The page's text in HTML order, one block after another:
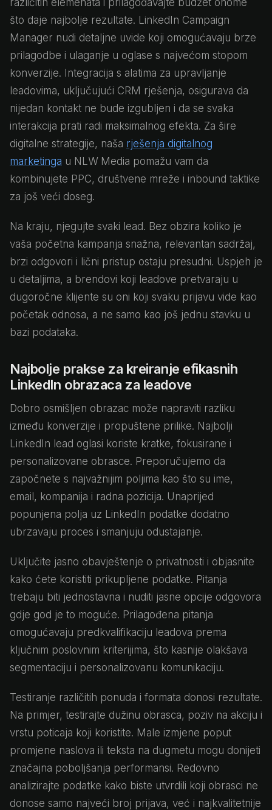
različitih elemenata i prilagođavajte budžet onome
što daje najbolje rezultate. LinkedIn Campaign
Manager nudi detaljne uvide koji omogućavaju brze
prilagodbe i ulaganje u oglase s najvećom stopom
konverzije. Integracija s alatima za upravljanje
leadovima, uključujući CRM rješenja, osigurava da
nijedan kontakt ne bude izgubljen i da se svaka
interakcija prati radi maksimalnog efekta. Za šire
digitalne strategije, naša rješenja digitalnog
marketinga u NLW Media pomažu vam da
kombinujete PPC, društvene mreže i inbound taktike
za još veći doseg.
Na kraju, njegujte svaki lead. Bez obzira koliko je
vaša početna kampanja snažna, relevantan sadržaj,
brzi odgovori i lični pristup ostaju presudni. Uspjeh je
u detaljima, a brendovi koji leadove pretvaraju u
dugoročne klijente su oni koji svaku prijavu vide kao
početak odnosa, a ne samo kao još jednu stavku u
bazi podataka.
Najbolje prakse za kreiranje efikasnih
LinkedIn obrazaca za leadove
Dobro osmišljen obrazac može napraviti razliku
između konverzije i propuštene prilike. Najbolji
LinkedIn lead oglasi koriste kratke, fokusirane i
personalizovane obrasce. Preporučujemo da
započnete s najvažnijim poljima kao što su ime,
email, kompanija i radna pozicija. Unaprijed
popunjena polja uz LinkedIn podatke dodatno
ubrzavaju proces i smanjuju odustajanje.
Uključite jasno obavještenje o privatnosti i objasnite
kako ćete koristiti prikupljene podatke. Pitanja
trebaju biti jednostavna i nuditi jasne opcije odgovora
gdje god je to moguće. Prilagođena pitanja
omogućavaju predkvalifikaciju leadova prema
ključnim poslovnim kriterijima, što kasnije olakšava
segmentaciju i personalizovanu komunikaciju.
Testiranje različitih ponuda i formata donosi rezultate.
Na primjer, testirajte dužinu obrasca, poziv na akciju i
vrstu poticaja koji koristite. Male izmjene poput
promjene naslova ili teksta na dugmetu mogu donijeti
značajna poboljšanja performansi. Redovno
analizirajte podatke kako biste utvrdili koji obrasci ne
donose samo najveći broj prijava, već i najkvalitetnije